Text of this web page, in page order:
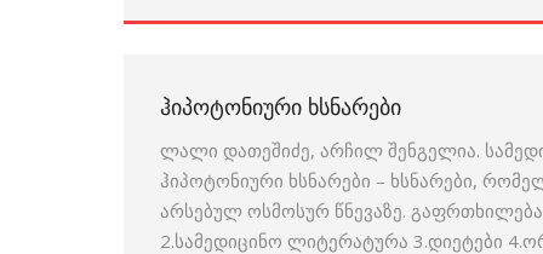
ᲰᲘᲞᲝᲢᲝᲜᲘᲣᲠᲘ ᲮᲡᲜᲐᲠᲔᲑᲘ
ლალი დათეშიძე, არჩილ შენგელია.
ჰიპოტონიური ხსნარები – ხსნარები,
არსებულ ოსმოსურ წნევაზე.
2.სამედიცინო ლიტერატურა 3.დიეტები